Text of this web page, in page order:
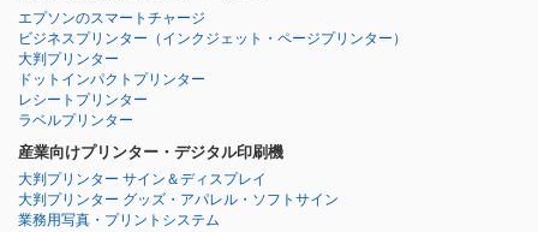
エプソンのスマートチャージ
ビジネスプリンター （インクジェット・ページプリンター）
大判プリンター
ドットインパクトプリンター
レシートプリンター
ラベルプリンター
産業向けプリンター・デジタル印刷機
大判プリンター サイン＆ディスプレイ
大判プリンター グッズ・アパレル・ソフトサイン
業務用写真・プリントシステム